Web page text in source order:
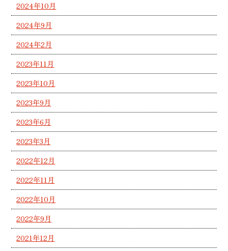
2024年10月
2024年9月
2024年2月
2023年11月
2023年10月
2023年9月
2023年6月
2023年3月
2022年12月
2022年11月
2022年10月
2022年9月
2021年12月